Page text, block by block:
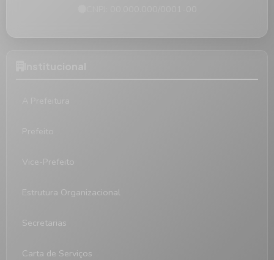
Vice-Prefeito
Estrutura Organizacional
Secretarias
Carta de Serviços